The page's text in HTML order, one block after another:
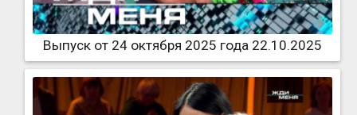
Выпуск от 24 октября 2025 года 22.10.2025